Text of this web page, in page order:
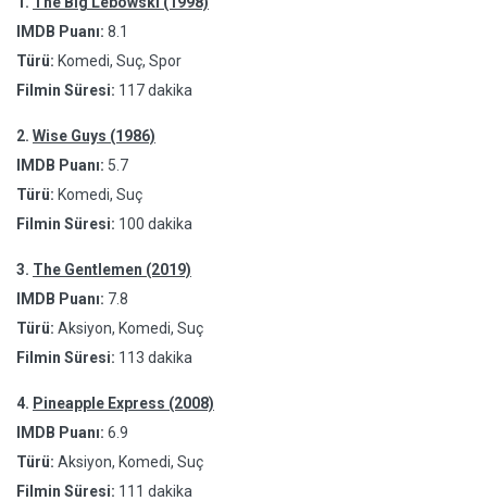
IMDB Puanı: 8.1
Türü: Komedi, Suç, Spor
Filmin Süresi: 117 dakika
2. Wise Guys (1986)
IMDB Puanı: 5.7
Türü: Komedi, Suç
Filmin Süresi: 100 dakika
3. The Gentlemen (2019)
IMDB Puanı: 7.8
Türü: Aksiyon, Komedi, Suç
Filmin Süresi: 113 dakika
4. Pineapple Express (2008)
IMDB Puanı: 6.9
Türü: Aksiyon, Komedi, Suç
Filmin Süresi: 111 dakika